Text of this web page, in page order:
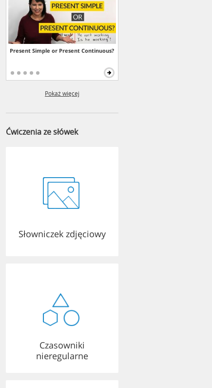
Present Simple or Present Continuous?
Pokaż więcej
Ćwiczenia ze słówek
Słowniczek zdjęciowy
Czasowniki
nieregularne